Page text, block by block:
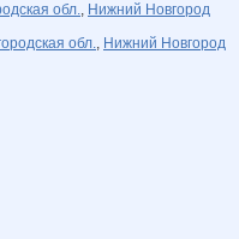
обл., Нижний Новгород
обл., Нижний Новгород